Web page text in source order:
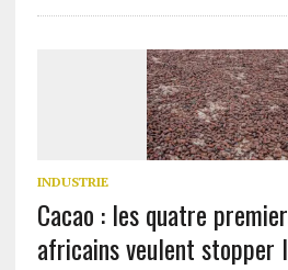
INDUSTRIE
Cacao : les quatre
africains veulent stopper